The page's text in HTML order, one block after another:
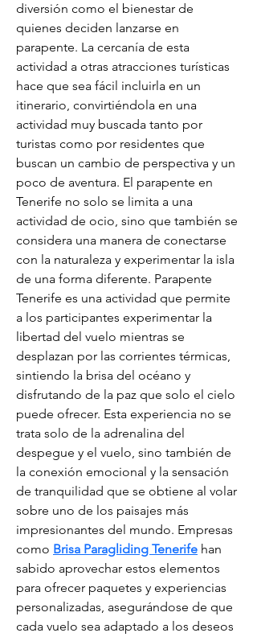
diversión como el bienestar de
quienes deciden lanzarse en
parapente. La cercanía de esta
actividad a otras atracciones turísticas
hace que sea fácil incluirla en un
itinerario, convirtiéndola en una
actividad muy buscada tanto por
turistas como por residentes que
buscan un cambio de perspectiva y un
poco de aventura. El parapente en
Tenerife no solo se limita a una
actividad de ocio, sino que también se
considera una manera de conectarse
con la naturaleza y experimentar la isla
de una forma diferente. Parapente
Tenerife es una actividad que permite
a los participantes experimentar la
libertad del vuelo mientras se
desplazan por las corrientes térmicas,
sintiendo la brisa del océano y
disfrutando de la paz que solo el cielo
puede ofrecer. Esta experiencia no se
trata solo de la adrenalina del
despegue y el vuelo, sino también de
la conexión emocional y la sensación
de tranquilidad que se obtiene al volar
sobre uno de los paisajes más
impresionantes del mundo. Empresas
como Brisa Paragliding Tenerife han
sabido aprovechar estos elementos
para ofrecer paquetes y experiencias
personalizadas, asegurándose de que
cada vuelo sea adaptado a los deseos